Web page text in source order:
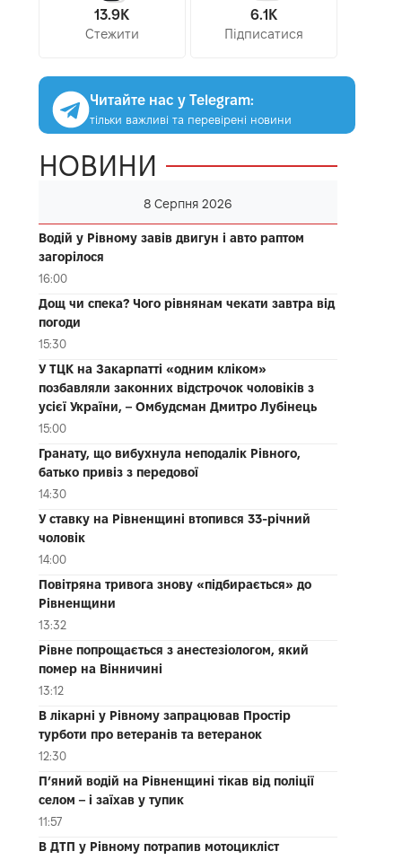
13.9K
Стежити
6.1K
Підписатися
Читайте нас у Telegram:
тільки важливі та перевірені новини
НОВИНИ
8 Серпня 2026
Водій у Рівному завів двигун і авто раптом
загорілося
16:00
Дощ чи спека? Чого рівнянам чекати завтра від
погоди
15:30
У ТЦК на Закарпатті «одним кліком»
позбавляли законних відстрочок чоловіків з
усієї України, – Омбудсман Дмитро Лубінець
15:00
Гранату, що вибухнула неподалік Рівного,
батько привіз з передової
14:30
У ставку на Рівненщині втопився 33-річний
чоловік
14:00
Повітряна тривога знову «підбирається» до
Рівненщини
13:32
Рівне попрощається з анестезіологом, який
помер на Вінничині
13:12
В лікарні у Рівному запрацював Простір
турботи про ветеранів та ветеранок
12:30
П’яний водій на Рівненщині тікав від поліції
селом – і заїхав у тупик
11:57
В ДТП у Рівному потрапив мотоцикліст